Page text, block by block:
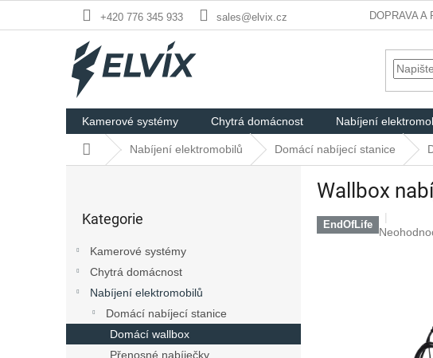
+420 776 345 933 sales@elvix.cz DOPRAVA A
Kamerové systémy Chytrá domácnost Nabíjení
Domů Nabíjení elektromobilů Domácí nabíjecí stanice
a
kategorie
Kategorie
Kamerové systémy
Chytrá domácnost
Nabíjení elektromobilů
Domácí nabíjecí stanice
Domácí wallbox
Přenosné nabíječky
Wallbox
EndOfLife
Průměrné
hvězdiček.